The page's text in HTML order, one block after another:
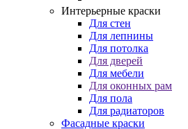
Интерьерные краски
Для стен
Для лепнины
Для потолка
Для дверей
Для мебели
Для оконных рам
Для пола
Для радиаторов
Фасадные краски